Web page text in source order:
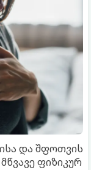
და შფოთვის
ფიზიკურ